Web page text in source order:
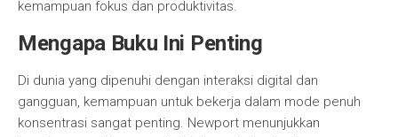
kemampuan fokus dan produktivitas.
Mengapa Buku Ini Penting
Di dunia yang dipenuhi dengan interaksi digital dan
gangguan, kemampuan untuk bekerja dalam mode penuh
konsentrasi sangat penting. Newport menunjukkan